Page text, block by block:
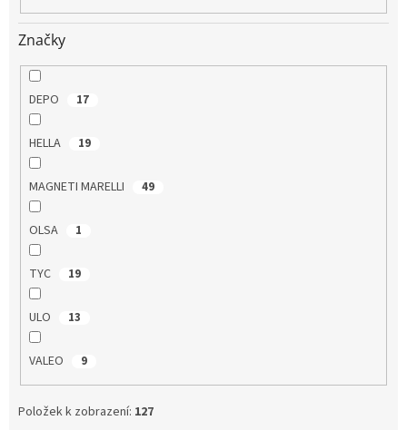
Značky
DEPO 17
HELLA 19
MAGNETI MARELLI 49
OLSA 1
TYC 19
ULO 13
VALEO 9
Položek k zobrazení: 127